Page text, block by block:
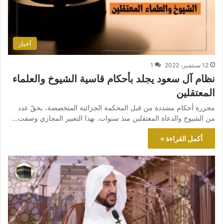
أخبار
12 سبتمبر، 2022 1
نظام آل سعود يجلد بأحكام قاسية الشيوخ والعلماء
المعتقلين
مجزرة أحكام مشددة من قبل المحكمة الجزائية المتخصصة، بحقّ عدد
من الشيوخ والدعاة المعتقلين منذ سنوات. بهذا التعبير المجازي وصفت…
أكمل القراءة »